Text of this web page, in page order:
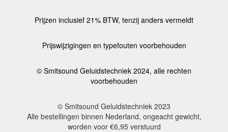
Prijzen inclusief 21% BTW, tenzij anders vermeldt
Prijswijzigingen en typefouten voorbehouden
© Smitsound Geluidstechniek 2024, alle rechten
voorbehouden
© Smitsound Geluidstechniek 2023
Alle bestellingen binnen Nederland, ongeacht gewicht,
worden voor €6,95 verstuurd